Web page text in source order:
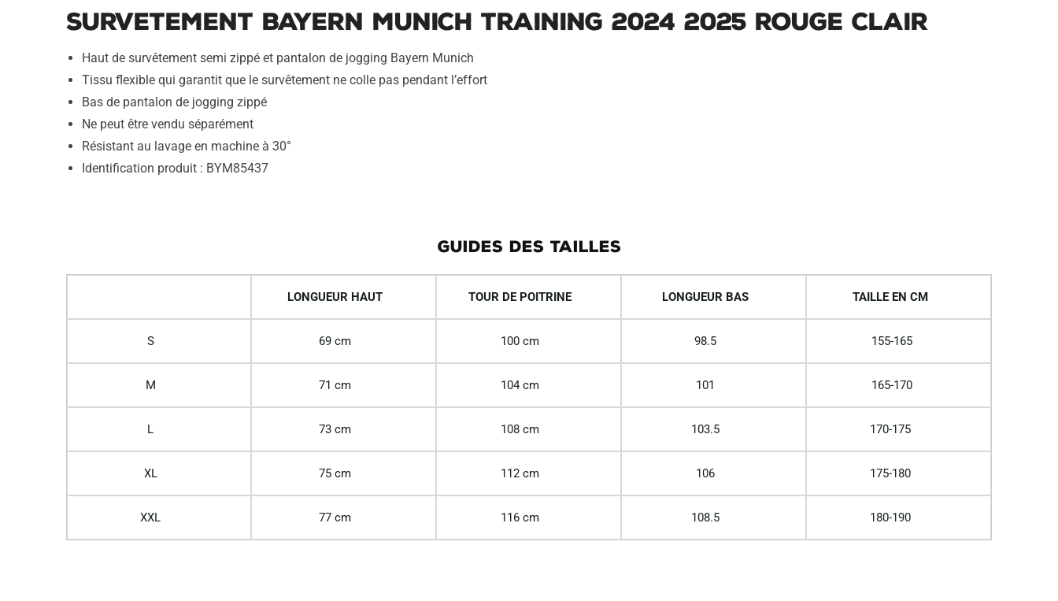
Survetement Bayern Munich Training 2024 2025 Rouge Clair
Haut de survêtement semi zippé et pantalon de jogging Bayern Munich
Tissu flexible qui garantit que le survêtement ne colle pas pendant l’effort
Bas de pantalon de jogging zippé
Ne peut être vendu séparément
Résistant au lavage en machine à 30°
Identification produit : BYM85437
GUIDES DES TAILLES
LONGUEUR HAUT TOUR DE POITRINE LONGUEUR BAS TAILLE EN CM
S 69 cm 100 cm 98.5 155-165
M 71 cm 104 cm 101 165-170
L 73 cm 108 cm 103.5 170-175
XL 75 cm 112 cm 106 175-180
XXL 77 cm 116 cm 108.5 180-190